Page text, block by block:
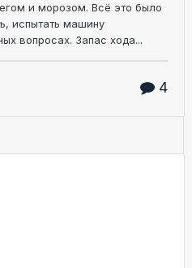
и морозом. Всё это было
испытать машину
вопросах. Запас хода...
4